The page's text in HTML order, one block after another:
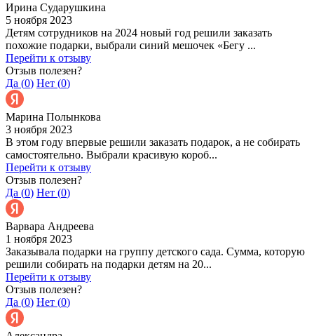
Ирина Сударушкина
5 ноября 2023
Детям сотрудников на 2024 новый год решили заказать
похожие подарки, выбрали синий мешочек «Бегу ...
Перейти к отзыву
Отзыв полезен?
Да (0) Нет (0)
Марина Полынкова
3 ноября 2023
В этом году впервые решили заказать подарок, а не собирать
самостоятельно. Выбрали красивую короб...
Перейти к отзыву
Отзыв полезен?
Да (0) Нет (0)
Варвара Андреева
1 ноября 2023
Заказывала подарки на группу детского сада. Сумма, которую
решили собирать на подарки детям на 20...
Перейти к отзыву
Отзыв полезен?
Да (0) Нет (0)